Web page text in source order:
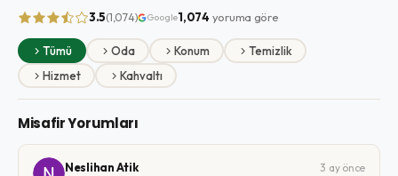
3.5(1,074) Google1,074 yoruma göre
Tümü Oda Konum
Temizlik
Hizmet
Kahvaltı
Misafir Yorumları
Neslihan Atik
3 ay önce